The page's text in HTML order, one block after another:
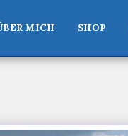
MICH SHOP